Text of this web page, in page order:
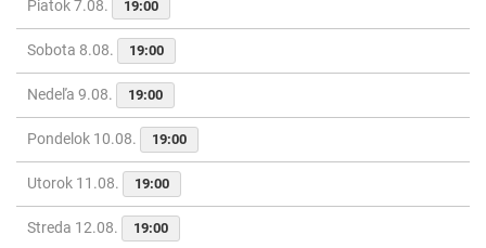
Piatok 7.08. 19:00
Sobota 8.08. 19:00
Nedeľa 9.08. 19:00
Pondelok 10.08. 19:00
Utorok 11.08. 19:00
Streda 12.08. 19:00